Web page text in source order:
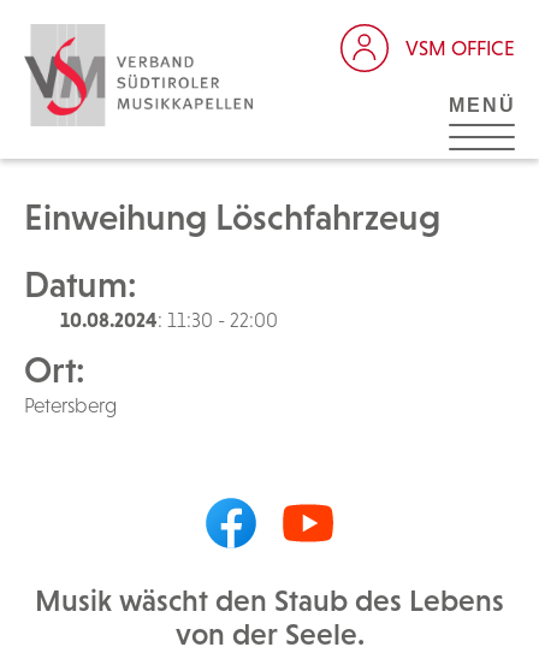
VSM OFFICE
MENÜ
Einweihung Löschfahrzeug
Datum:
10.08.2024: 11:30 - 22:00
Ort:
Petersberg
Musik wäscht den Staub des Lebens
von der Seele.